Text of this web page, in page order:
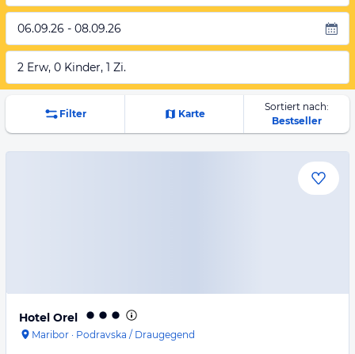
06.09.26 - 08.09.26
2 Erw, 0 Kinder, 1 Zi.
Filter Karte
Sortiert nach:
Bestseller
Hotel Orel
Maribor · Podravska / Draugegend